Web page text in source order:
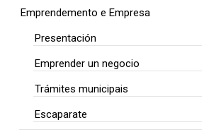
Emprendemento e Empresa
Presentación
Emprender un negocio
Trámites municipais
Escaparate